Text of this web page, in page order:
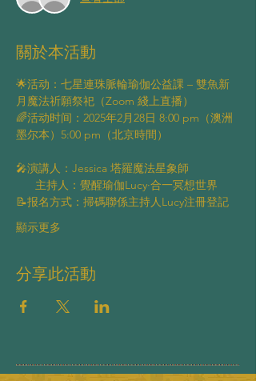
關於本活動
🌟活动：七星連珠脈輪瑜伽公益課 – 雙魚新
月魔法祈願祭祀（Zoom 綫上直播）
🌈活动时间：2025年2月28日 8:00 pm（澳洲
墨尔本）5:00 pm（北京時間）
🎤演講人：Jessica 塔羅魔法星象師
主持人：覺醒瑜伽Lucy·合一冥想世界
📝报名方式：掃碼聯係主持人Lucy注冊登記
顯示更多
分享此活動